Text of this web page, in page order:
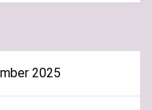
2025